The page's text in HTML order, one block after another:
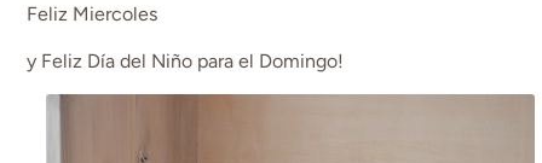
Feliz Miercoles
y Feliz Día del Niño para el Domingo!